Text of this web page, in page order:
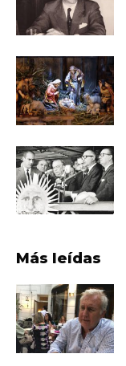
Más leídas